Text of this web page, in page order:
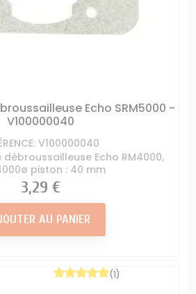
Echo SRM5000 -
V100000040
V100000040
Echo RM4000,
piston : 40 mm
Prix
3,29 €
AU PANIER
(1)